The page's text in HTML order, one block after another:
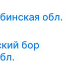
обл.
бор